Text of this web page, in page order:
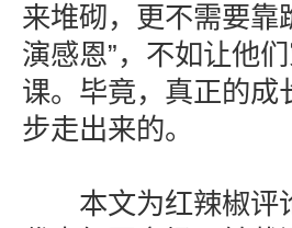
来堆砌，更不需要靠
演感恩”，不如让他
课。毕竟，真正的成
步走出来的。
本文为红辣椒评